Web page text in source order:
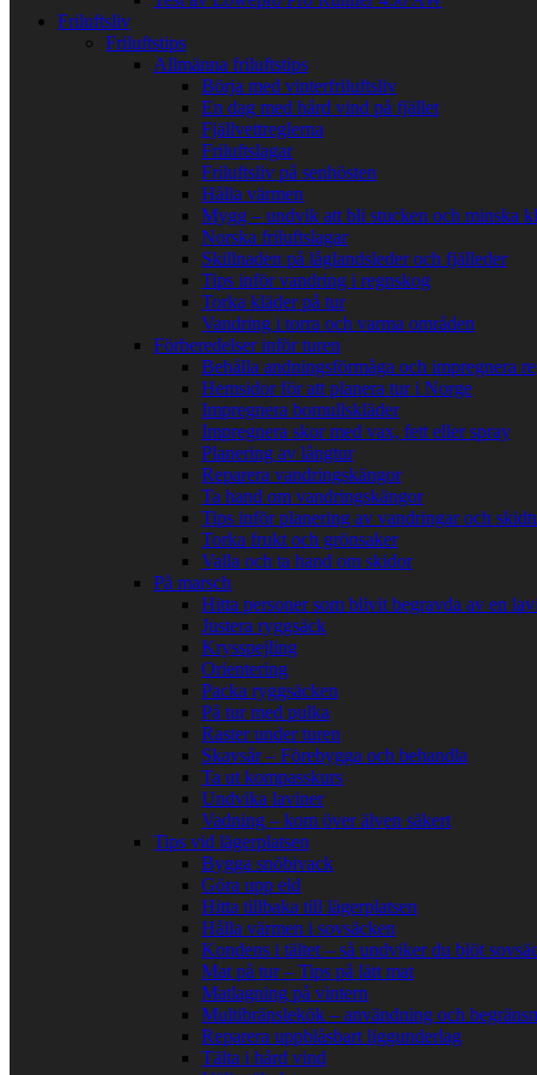
Friluftsliv
Friluftstips
Allmänna friluftstips
Börja med vinterfriluftsliv
En dag med hård vind på fjället
Fjällvettreglerna
Friluftslagar
Friluftsliv på senhösten
Hålla värmen
Mygg – undvik att bli stucken och minska
Norska friluftslagar
Skillnaden på låglandsleder och fjälleder
Tips inför vandring i regnskog
Torka kläder på tur
Vandring i torra och varma områden
Förberedelser inför turen
Behålla andningsförmåga och impregnera
Hemsidor för att planera tur i Norge
Impregnera bomullskläder
Impregnera skor med vax, fett eller spray
Planering av långtur
Reparera vandringskängor
Ta hand om vandringskängor
Tips inför planering av vandringar och
Torka frukt och grönsaker
Valla och ta hand om skidor
På marsch
Hitta personer som blivit begravda av en
Justera ryggsäck
Krysspejling
Orientering
Packa ryggsäcken
På tur med pulka
Raster under turen
Skavsår – Förebygga och behandla
Ta ut kompasskurs
Undvika laviner
Vadning – kom över älven säkert
Tips vid lägerplatsen
Bygga snöbivack
Göra upp eld
Hitta tillbaka till lägerplatsen
Hålla värmen i sovsäcken
Kondens i tältet – så undviker du blöt
Mat på tur – Tips på lätt mat
Matlagning på vintern
Multibränslekök – användning och
Reparera uppblåsbart liggunderlag
Tälta i hård vind